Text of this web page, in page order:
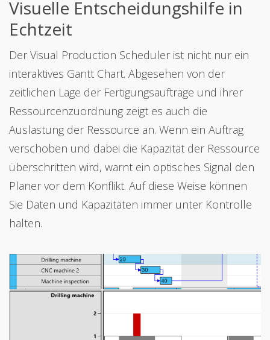
Visuelle Entscheidungshilfe in
Echtzeit
Der Visual Production Scheduler ist nicht nur ein
interaktives Gantt Chart. Abgesehen von der
zeitlichen Lage der Fertigungsaufträge und ihrer
Ressourcenzuordnung zeigt es auch die
Auslastung der Ressource an. Wenn ein Auftrag
verschoben und dabei die Kapazität der Ressource
überschritten wird, warnt ein optisches Signal den
Planer vor dem Konflikt. Auf diese Weise können
Sie Daten und Kapazitäten immer unter Kontrolle
halten.